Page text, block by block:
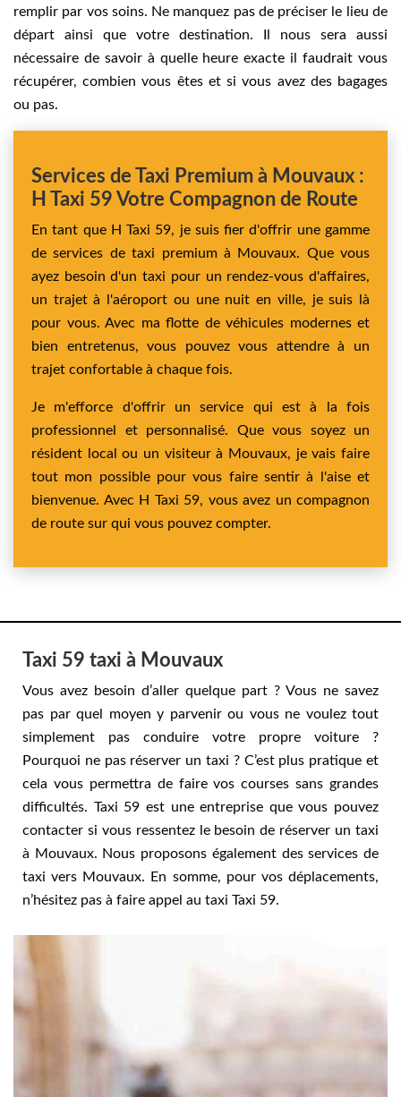
remplir par vos soins. Ne manquez pas de préciser le lieu de
départ ainsi que votre destination. Il nous sera aussi
nécessaire de savoir à quelle heure exacte il faudrait vous
récupérer, combien vous êtes et si vous avez des bagages
ou pas.
Services de Taxi Premium à Mouvaux :
H Taxi 59 Votre Compagnon de Route
En tant que H Taxi 59, je suis fier d'offrir une gamme
de services de taxi premium à Mouvaux. Que vous
ayez besoin d'un taxi pour un rendez-vous d'affaires,
un trajet à l'aéroport ou une nuit en ville, je suis là
pour vous. Avec ma flotte de véhicules modernes et
bien entretenus, vous pouvez vous attendre à un
trajet confortable à chaque fois.
Je m'efforce d'offrir un service qui est à la fois
professionnel et personnalisé. Que vous soyez un
résident local ou un visiteur à Mouvaux, je vais faire
tout mon possible pour vous faire sentir à l'aise et
bienvenue. Avec H Taxi 59, vous avez un compagnon
de route sur qui vous pouvez compter.
Taxi 59 taxi à Mouvaux
Vous avez besoin d’aller quelque part ? Vous ne savez
pas par quel moyen y parvenir ou vous ne voulez tout
simplement pas conduire votre propre voiture ?
Pourquoi ne pas réserver un taxi ? C’est plus pratique et
cela vous permettra de faire vos courses sans grandes
difficultés. Taxi 59 est une entreprise que vous pouvez
contacter si vous ressentez le besoin de réserver un taxi
à Mouvaux. Nous proposons également des services de
taxi vers Mouvaux. En somme, pour vos déplacements,
n’hésitez pas à faire appel au taxi Taxi 59.